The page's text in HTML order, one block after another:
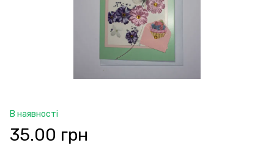
В наявності
35.00 грн